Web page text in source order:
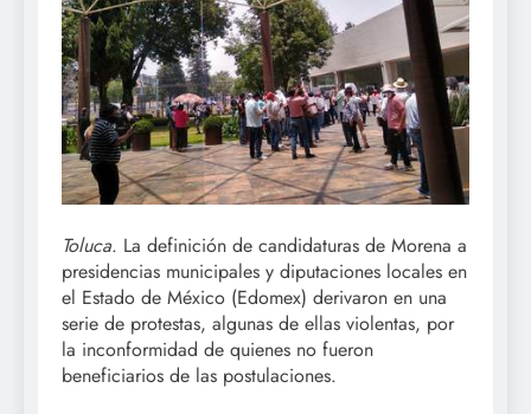
Toluca. La definición de candidaturas de Morena a
presidencias municipales y diputaciones locales en
el Estado de México (Edomex) derivaron en una
serie de protestas, algunas de ellas violentas, por
la inconformidad de quienes no fueron
beneficiarios de las postulaciones.